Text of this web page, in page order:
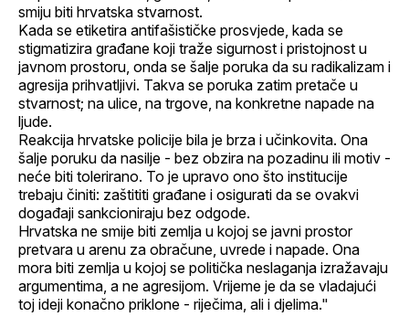
smiju biti hrvatska stvarnost.
Kada se etiketira antifašističke prosvjede, kada se
stigmatizira građane koji traže sigurnost i pristojnost u
javnom prostoru, onda se šalje poruka da su radikalizam i
agresija prihvatljivi. Takva se poruka zatim pretače u
stvarnost; na ulice, na trgove, na konkretne napade na
ljude.
Reakcija hrvatske policije bila je brza i učinkovita. Ona
šalje poruku da nasilje - bez obzira na pozadinu ili motiv -
neće biti tolerirano. To je upravo ono što institucije
trebaju činiti: zaštititi građane i osigurati da se ovakvi
događaji sankcioniraju bez odgode.
Hrvatska ne smije biti zemlja u kojoj se javni prostor
pretvara u arenu za obračune, uvrede i napade. Ona
mora biti zemlja u kojoj se politička neslaganja izražavaju
argumentima, a ne agresijom. Vrijeme je da se vladajući
toj ideji konačno priklone - riječima, ali i djelima."